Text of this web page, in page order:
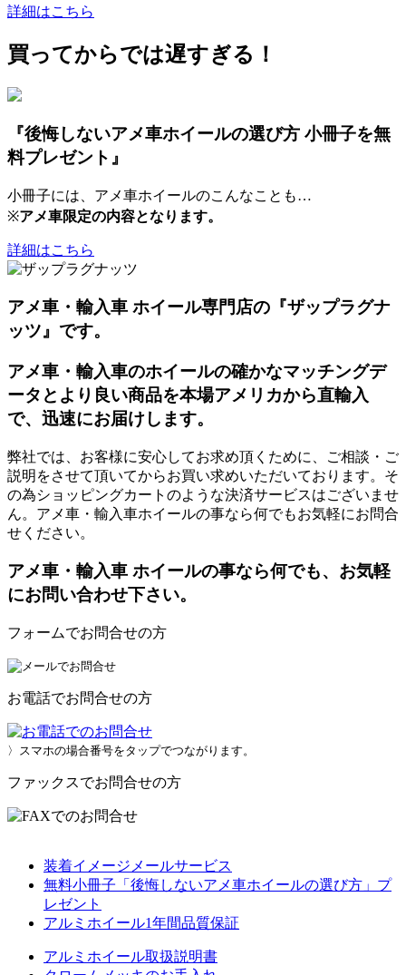
詳細はこちら
買ってからでは遅すぎる！
『後悔しないアメ車ホイールの選び方 小冊子を無
料プレゼント』
小冊子には、アメ車ホイールのこんなことも…
※アメ車限定の内容となります。
詳細はこちら
アメ車・輸入車 ホイール専門店の『ザップラグナ
ッツ』です。
アメ車・輸入車のホイールの確かなマッチングデ
ータとより良い商品を本場アメリカから直輸入
で、迅速にお届けします。
弊社では、お客様に安心してお求め頂くために、ご相談・ご
説明をさせて頂いてからお買い求めいただいております。そ
の為ショッピングカートのような決済サービスはございませ
ん。アメ車・輸入車ホイールの事なら何でもお気軽にお問合
せください。
アメ車・輸入車 ホイールの事なら何でも、お気軽
にお問い合わせ下さい。
フォームでお問合せの方
お電話でお問合せの方
〉スマホの場合番号をタップでつながります。
ファックスでお問合せの方
装着イメージメールサービス
無料小冊子「後悔しないアメ車ホイールの選び方」プ
レゼント
アルミホイール1年間品質保証
アルミホイール取扱説明書